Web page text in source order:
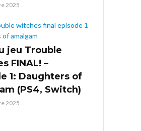
2025
jeu Trouble
FINAL! –
1: Daughters of
(PS4, Switch)
2025